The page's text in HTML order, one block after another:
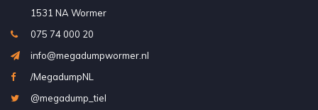
1531 NA Wormer
075 74 000 20
info@megadumpwormer.nl
/MegadumpNL
@megadump_tiel